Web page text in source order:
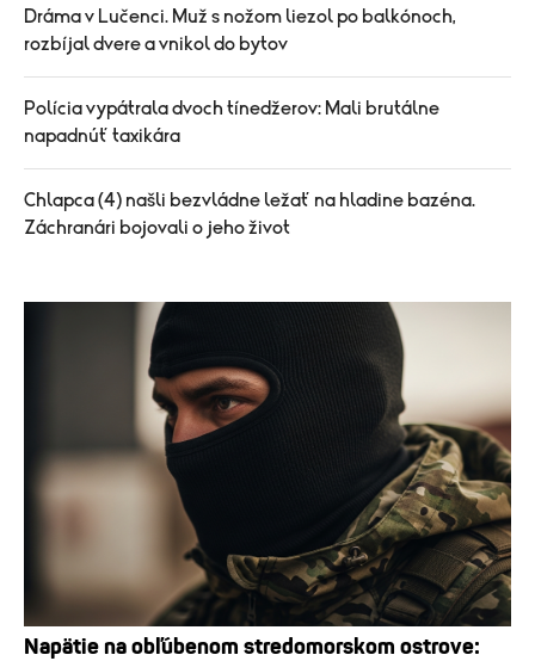
Dráma v Lučenci. Muž s nožom liezol po balkónoch,
rozbíjal dvere a vnikol do bytov
Polícia vypátrala dvoch tínedžerov: Mali brutálne
napadnúť taxikára
Chlapca (4) našli bezvládne ležať na hladine bazéna.
Záchranári bojovali o jeho život
Napätie na obľúbenom stredomorskom ostrove: